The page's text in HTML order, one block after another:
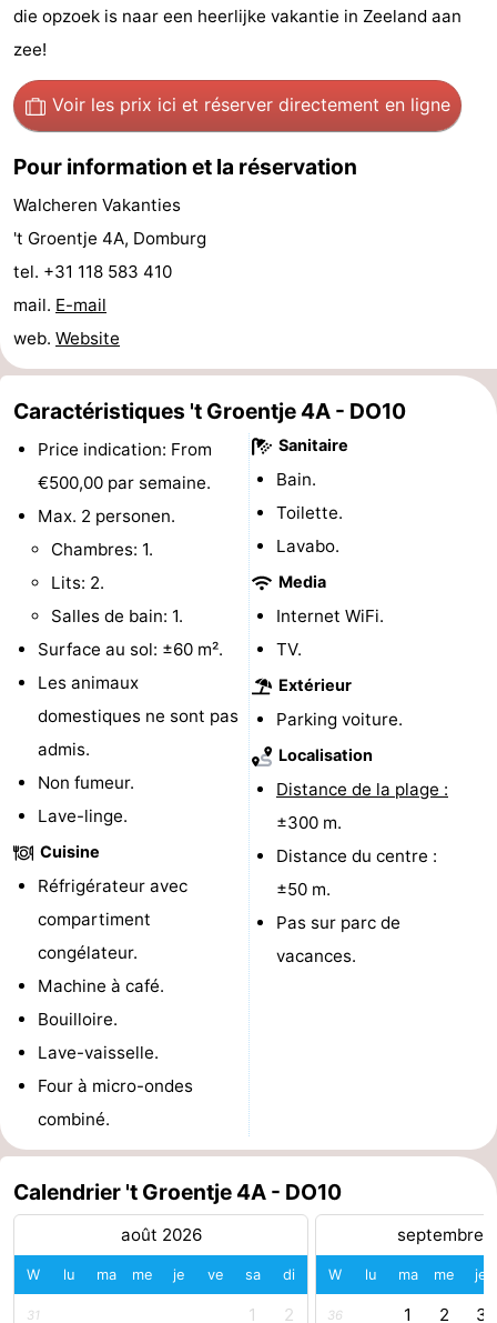
intérieures
de
mini-
golf
de
bien-
être
Villages
&
villes
Nature
Visites
guidées
Sports
-
Piscines
-
Faire
du
vélo
-
Randonnée
-
Équitation
-
Manèges
Terrains
golf
-
Peche
Sportive
Equitation
Conduite
l'anneau
Boire
manger
Événements
Pratiques
Forum
Route
Stationnement
Adresses
Médicales
Région
Zeeland
Schouwen-
Duiveland
-
Renesse
-
Brouwershaven
-
Bruinisse
die opzoek is naar een heerlijke vakantie in Zeeland aan
zee!
Voir les prix ici et réserver directement en ligne
Pour information et la réservation
Walcheren Vakanties
't Groentje 4A, Domburg
tel. +31 118 583 410
mail. E-mail
web. Website
Caractéristiques 't Groentje 4A - DO10
Price indication: From
€500,00 par semaine.
Max. 2 personen.
Chambres: 1.
Lits: 2.
Salles de bain: 1.
Surface au sol: ±60 m².
Les animaux
domestiques ne sont pas
admis.
Non fumeur.
Lave-linge.
Cuisine
Réfrigérateur avec
compartiment
congélateur.
Machine à café.
Bouilloire.
Lave-vaisselle.
Four à micro-ondes
combiné.
Sanitaire
Bain.
Toilette.
Lavabo.
Media
Internet WiFi.
TV.
Extérieur
Parking voiture.
Localisation
Distance de la plage :
±300 m.
Distance du centre :
±50 m.
Pas sur parc de
vacances.
Calendrier 't Groentje 4A - DO10
août 2026
W lu ma me je ve sa di
31 1 2
septembre
W lu ma me je
36 1 2 3